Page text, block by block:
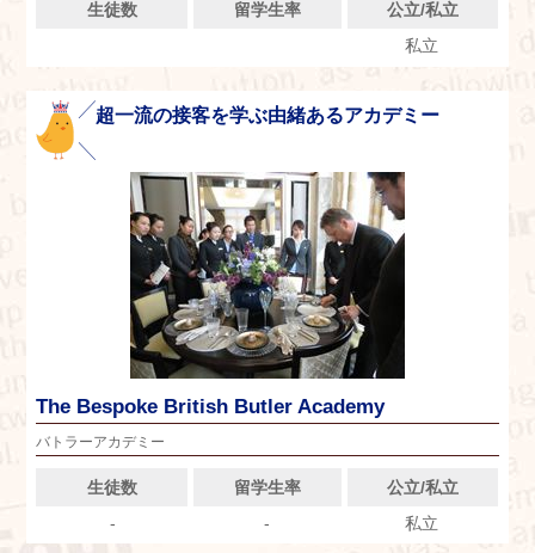
生徒数 留学生率
公立/私立
私立
超一流の接客を学ぶ由緒あるアカデミー
The Bespoke British Butler Academy
バトラーアカデミー
生徒数 留学生率
公立/私立
-
- 私立